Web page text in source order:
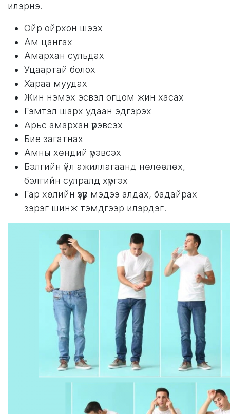
илэрнэ.
Ойр ойрхон шээх
Ам цангах
Амархан сульдах
Уцаартай болох
Хараа муудах
Жин нэмэх эсвэл огцом жин хасах
Гэмтэл шарх удаан эдгэрэх
Арьс амархан үрэвсэх
Бие загатнах
Амны хөндий үрэвсэх
Бэлгийн үйл ажиллагаанд нөлөөлөх,
бэлгийн сулралд хүргэх
Гар хөлийн үзүүр мэдээ алдах, бадайрах
зэрэг шинж тэмдгээр илэрдэг.